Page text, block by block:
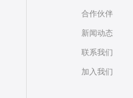
合作伙伴
新闻动态
联系我们
加入我们